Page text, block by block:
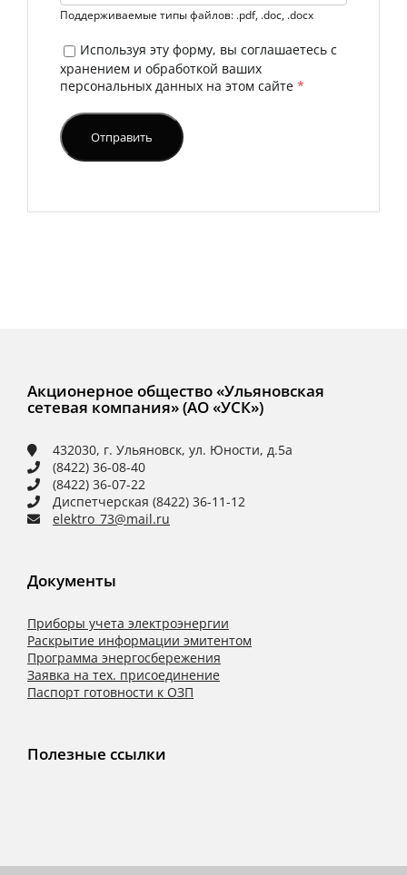
Поддерживаемые типы файлов: .pdf, .doc, .docx
Используя эту форму, вы соглашаетесь с
хранением и обработкой ваших
персональных данных на этом сайте *
Акционерное общество «Ульяновская
сетевая компания» (АО «УСК»)
432030, г. Ульяновск, ул. Юности, д.5а
(8422) 36-08-40
(8422) 36-07-22
Диспетчерская (8422) 36-11-12
elektro_73@mail.ru
Документы
Приборы учета электроэнергии
Раскрытие информации эмитентом
Программа энергосбережения
Заявка на тех. присоединение
Паспорт готовности к ОЗП
Полезные ссылки